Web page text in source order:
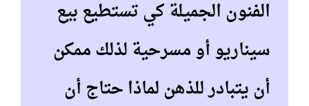
الفنون الجميلة كي تستطيع بيع
سيناريو أو مسرحية لذلك ممكن
أن يتبادر للذهن لماذا حتاج أن